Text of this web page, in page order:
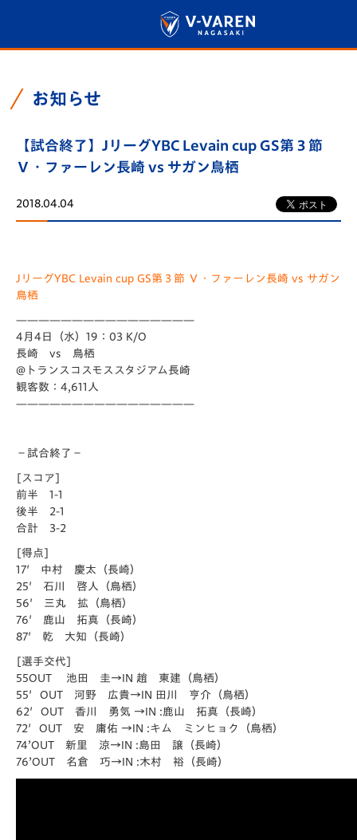
お知らせ
【試合終了】JリーグYBC Levain cup GS第３節
Ｖ・ファーレン長崎 vs サガン鳥栖
2018.04.04
JリーグYBC Levain cup GS第３節 Ｖ・ファーレン長崎 vs サガン
鳥栖
————————————————
4月4日（水）19：03 K/O
長崎 vs 鳥栖
@トランスコスモススタジアム長崎
観客数：4,611人
————————————————
－試合終了－
[スコア]
前半 1-1
後半 2-1
合計 3-2
[得点]
17′ 中村 慶太（長崎）
25′ 石川 啓人（鳥栖）
56′ 三丸 拡（鳥栖）
76′ 鹿山 拓真（長崎）
87′ 乾 大知（長崎）
[選手交代]
55OUT 池田 圭→IN 趙 東建（鳥栖）
55′OUT 河野 広貴→IN 田川 亨介（鳥栖）
62′OUT 香川 勇気 →IN :鹿山 拓真（長崎）
72′OUT 安 庸佑 →IN :キム ミンヒョク（鳥栖）
74’OUT 新里 涼→IN :島田 譲（長崎）
76’OUT 名倉 巧→IN :木村 裕（長崎）